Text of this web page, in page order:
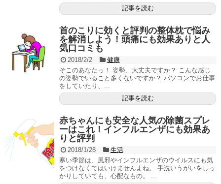
記事を読む
首のこりに効くと評判の整体枕で悩み
を解消しよう！頭痛にも効果ありと人
気口コミも
2018/2/2
健康
そこのあなたっ！ 姿勢、大丈夫ですか？ こんな感じ
の姿勢でいること多くないですか？ パソコンでお仕事
をしていたり、...
記事を読む
赤ちゃんにも安全な人気の除菌スプレ
ーはこれ！インフルエンザにも効果あ
りと評判
2018/1/28
生活
寒い季節は、風邪やインフルエンザのウイルスにも気
をつけなくてはいけませんよね。 手洗いうがいをしっ
かりしていても、心配なもの。 ...